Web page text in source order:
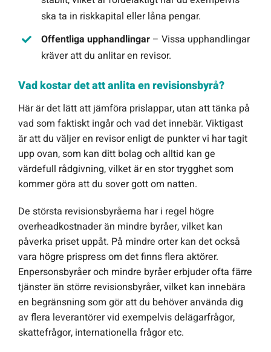
ska ta in riskkapital eller låna pengar.
Offentliga upphandlingar – Vissa upphandlingar
kräver att du anlitar en revisor.
Vad kostar det att anlita en revisionsbyrå?
Här är det lätt att jämföra prislappar, utan att tänka på
vad som faktiskt ingår och vad det innebär. Viktigast
är att du väljer en revisor enligt de punkter vi har tagit
upp ovan, som kan ditt bolag och alltid kan ge
värdefull rådgivning, vilket är en stor trygghet som
kommer göra att du sover gott om natten.
De största revisionsbyråerna har i regel högre
overheadkostnader än mindre byråer, vilket kan
påverka priset uppåt. På mindre orter kan det också
vara högre prispress om det finns flera aktörer.
Enpersonsbyråer och mindre byråer erbjuder ofta färre
tjänster än större revisionsbyråer, vilket kan innebära
en begränsning som gör att du behöver använda dig
av flera leverantörer vid exempelvis delägarfrågor,
skattefrågor, internationella frågor etc.